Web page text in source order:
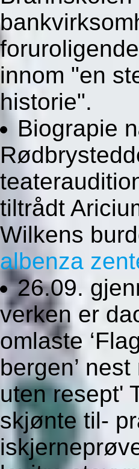
innom "en
historie".
Biograpie
tiltrådt
Wilkens
albenza
26.09.
verken er
omlaste
bergen’
uten resept'
skjønte til-